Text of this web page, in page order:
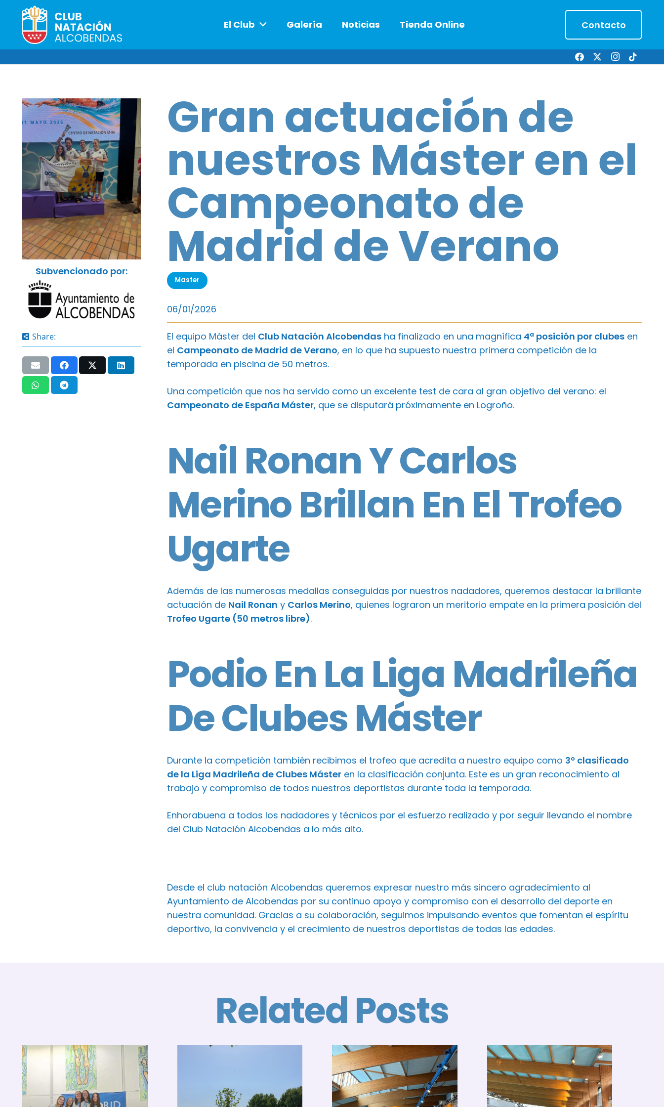
El Club Galería Noticias Tienda Online Contacto
Subvencionado por:
Share:
Gran actuación de
nuestros Máster en el
Campeonato de
Madrid de Verano
Master
06/01/2026
El equipo Máster del Club Natación Alcobendasha finalizado en una magnífica 4ª posición por clubesen
el Campeonato de Madrid de Verano, en lo que ha supuesto nuestra primera competición de la
temporada en piscina de 50 metros.
Una competición que nos ha servido como un excelente test de cara al gran objetivo del verano: el
Campeonato de España Máster, que se disputará próximamente en Logroño.
Nail Ronan Y Carlos
Merino Brillan En El Trofeo
Ugarte
Además de las numerosas medallas conseguidas por nuestros nadadores, queremos destacar la brillante
actuación de Nail Ronan y Carlos Merino, quienes lograron un meritorio empate en la primera posición del
Trofeo Ugarte (50 metros libre).
Podio En La Liga Madrileña
De Clubes Máster
Durante la competición también recibimos el trofeo que acredita a nuestro equipo como 3º clasificado
de la Liga Madrileña de Clubes Másteren la clasificación conjunta. Este es un gran reconocimiento al
trabajo y compromiso de todos nuestros deportistas durante toda la temporada.
Enhorabuena a todos los nadadores y técnicos por el esfuerzo realizado y por seguir llevando el nombre
del Club Natación Alcobendas a lo más alto.
Desde el club natación Alcobendas queremos expresar nuestro más sincero agradecimiento al
Ayuntamiento de Alcobendas por su continuo apoyo y compromiso con el desarrollo del deporte en
nuestra comunidad. Gracias a su colaboración, seguimos impulsando eventos que fomentan el espíritu
deportivo, la convivencia y el crecimiento de nuestros deportistas de todas las edades.
Related Posts